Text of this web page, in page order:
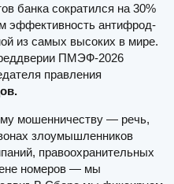
банка сократился на 30%
эффективность антифрод-
из самых высоких в мире.
ПМЭФ-2026
правления
мошенничеству — речь,
злоумышленников
правоохранительных
номеров — мы